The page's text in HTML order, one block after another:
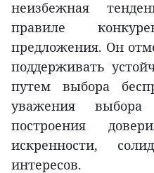
неизбежная
правиле
предложения. Он
поддерживать
путем выбора
уважения
построения
искренности,
интересов.